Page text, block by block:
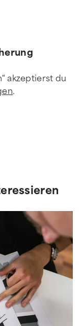
akzeptierst du
.